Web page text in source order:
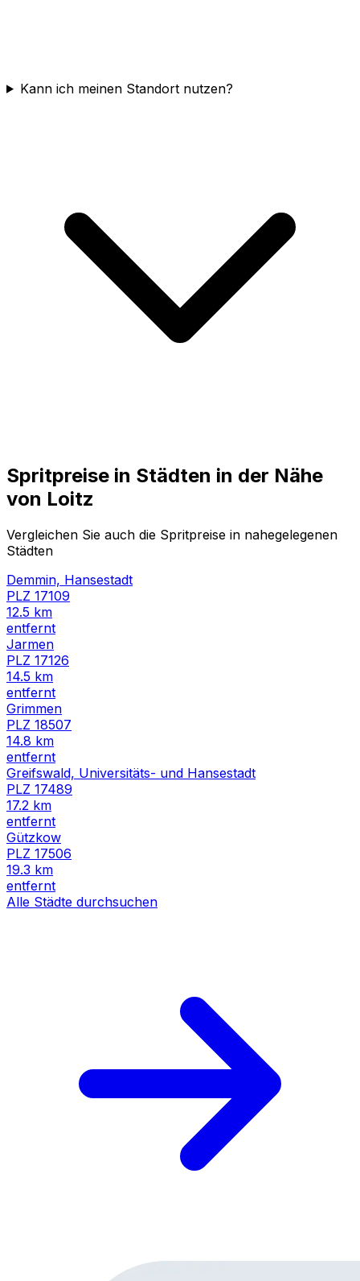
Kann ich meinen Standort nutzen?
Spritpreise in Städten in der Nähe
von Loitz
Vergleichen Sie auch die Spritpreise in nahegelegenen
Städten
Demmin, Hansestadt
PLZ 17109
12.5 km
entfernt
Jarmen
PLZ 17126
14.5 km
entfernt
Grimmen
PLZ 18507
14.8 km
entfernt
Greifswald, Universitäts- und Hansestadt
PLZ 17489
17.2 km
entfernt
Gützkow
PLZ 17506
19.3 km
entfernt
Alle Städte durchsuchen